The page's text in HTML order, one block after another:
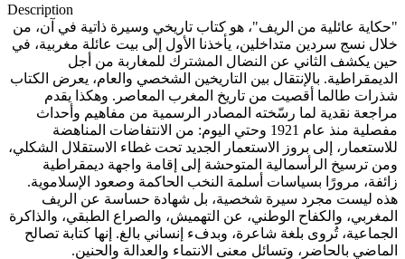
Description
"حكاية عائلية من الريف"، هو كتاب تاريخي وسيرة ذاتية في آن، من
خلال نسج سردين متداخلين، يأخذنا الأول إلى بيت عائلة مغربية، في
حين يكشف الثاني عن النضال المشترك للمغاربة من أجل
الديمقراطية. بالإنتقال بين التاريخين الشخصي والعام، يعرض الكتاب
شذرات طالما أقصيت من تاريخ المغرب المعاصر. وهكذا يقدم
مراجعة نقدية لما رسّخته المصادر الرسمية من مفاهيم وأحداث
مفصلية منذ عام 1921 وحتي اليوم: من الانتفاضات المناهضة
للاستعمار، إلى بروز الاستعمار الجديد تحت غطاء الاستقلال الشكلي،
ومن ترسيخ الرأسمالية المتوحشة إلى إقامة واجهة ديمقراطية
زائفة، مرورًا بسياسات أسلمة النخب الحاكمة وصعود الإسلاموية.
هذه ليست مجرد سيرة شخصية، بل شهادة حساسة عن الريف
المغربي، والكفاح الوطني، عن التهميش، والصراع الطبقي، والذاكرة
الجماعية، تُروى بلغة شاعرة، وبدفء إنساني بالغ. إنها كتابة تصالح
الماضي بالحاضر، وتسائل معنى الانتماء والعدالة والحنين.